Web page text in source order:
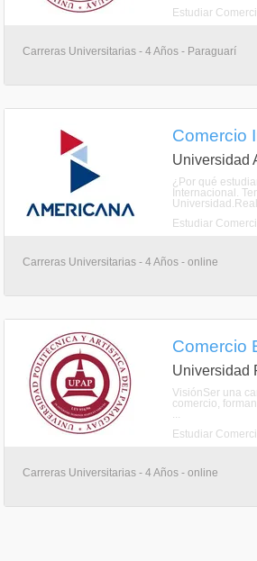
Estudiar
Carreras Universitarias - 4 Años - Paraguarí
Comercio
Universidad
¿Por qué
Internacional.
Estudiar
Carreras Universitarias - 4 Años - online
Comercio
Universidad
VisiónSer una
comercio,
...
Estudiar
Carreras Universitarias - 4 Años - online